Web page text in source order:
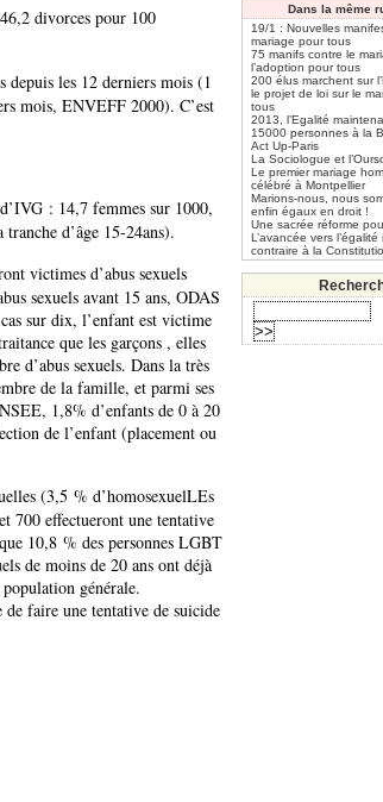
divorces pour 100
depuis les 12 derniers mois (1
mois, ENVEFF 2000). C’est
: 14,7 femmes sur 1000,
d’âge 15-24ans).
victimes d’abus sexuels
sexuels avant 15 ans, ODAS
sur dix, l’enfant est victime
que les garçons , elles
d’abus sexuels. Dans la très
de la famille, et parmi ses
1,8% d’enfants de 0 à 20
de l’enfant (placement ou
(3,5 % d’homosexuelLEs
700 effectueront une tentative
10,8 % des personnes LGBT
de moins de 20 ans ont déjà
générale.
faire une tentative de suicide
Dans la même
19/1 : Nouvelles
mariage pour tous
75 manifs contre le
l’adoption pour tous
200 élus marchent sur
le projet de loi sur le
tous
2013, l’Egalité
15000 personnes à la
Act Up-Paris
La Sociologue et
Le premier mariage
célébré à Montpellier
Marions-nous, nous
enfin égaux en droit !
Une sacrée réforme
L’avancée vers l’égalité
contraire à la